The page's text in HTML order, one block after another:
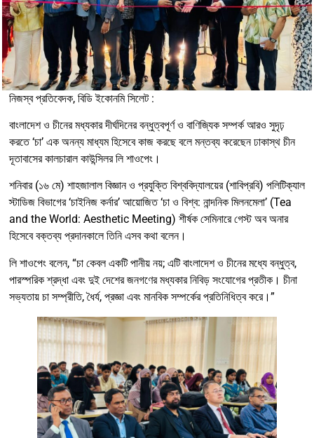
নিজস্ব প্রতিবেদক, বিডি ইকোনমি সিলেট :
বাংলাদেশ ও চীনের মধ্যকার দীর্ঘদিনের বন্ধুত্বপূর্ণ ও বাণিজ্যিক সম্পর্ক আরও সুদৃঢ়
করতে ‘চা’ এক অনন্য মাধ্যম হিসেবে কাজ করছে বলে মন্তব্য করেছেন ঢাকাস্থ চীন
দূতাবাসের কালচারাল কাউন্সিলর লি শাওপেং।
শনিবার (১৬ মে) শাহজালাল বিজ্ঞান ও প্রযুক্তি বিশ্ববিদ্যালয়ের (শাবিপ্রবি) পলিটিক্যাল
স্টাডিজ বিভাগের ‘চাইনিজ কর্নার’ আয়োজিত ‘চা ও বিশ্ব: নান্দনিক মিলনমেলা’ (Tea
and the World: Aesthetic Meeting) শীর্ষক সেমিনারে গেস্ট অব অনার
হিসেবে বক্তব্য প্রদানকালে তিনি এসব কথা বলেন।
লি শাওপেং বলেন, “চা কেবল একটি পানীয় নয়; এটি বাংলাদেশ ও চীনের মধ্যে বন্ধুত্ব,
পারস্পরিক শ্রদ্ধা এবং দুই দেশের জনগণের মধ্যকার নিবিড় সংযোগের প্রতীক। চীনা
সভ্যতায় চা সম্প্রীতি, ধৈর্য, প্রজ্ঞা এবং মানবিক সম্পর্কের প্রতিনিধিত্ব করে।”